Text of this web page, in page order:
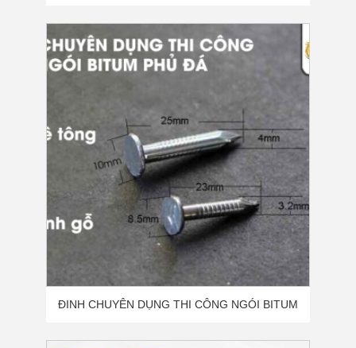
- ER01
ĐINH CHUYÊN DỤNG THI CÔNG NGÓI BITUM
PHỦ ĐÁ